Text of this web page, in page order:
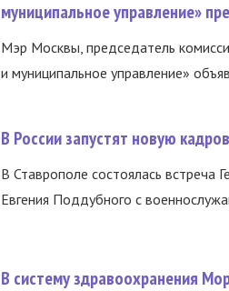
муниципальное управление»
Мэр Москвы, председатель
и муниципальное управление»
В России запустят новую
В Ставрополе состоялась встреча
Евгения Поддубного с
В систему здравоохранения